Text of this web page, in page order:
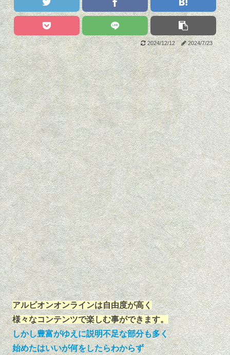
2024/12/12 2024/7/23
アルビオンオンラインは自由度が高く
様々なコンテンツで楽しむ事ができます。
しかし豊富がゆえに説明不足な部分も多く
始めたはいいが何をしたらわからず